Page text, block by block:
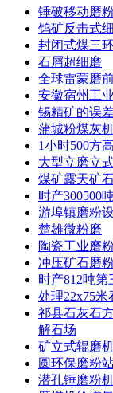
锤破移动磨
钨矿反击式
封闭式煤三
石屑超细磨
全球雷蒙磨
安徽宿州工
锡精矿的误
蒲城粉煤灰
1小时500方
大型立磨立
煤矿露天矿
时产300500
游埠镇磨粉
楚雄微粉磨
陶瓷工业磨
冲压矿石磨
时产812吨
处理22x75
祁县石灰石
解石场
矿立式辊磨
圆环保磨粉
潜孔锤磨粉